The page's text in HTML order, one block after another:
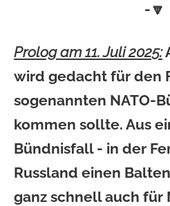
-🔽
Prolog am 11. Juli 2025:
wird gedacht für den
sogenannten NATO-
kommen sollte. Aus
Bündnisfall - in der
Russland einen
ganz schnell auch für